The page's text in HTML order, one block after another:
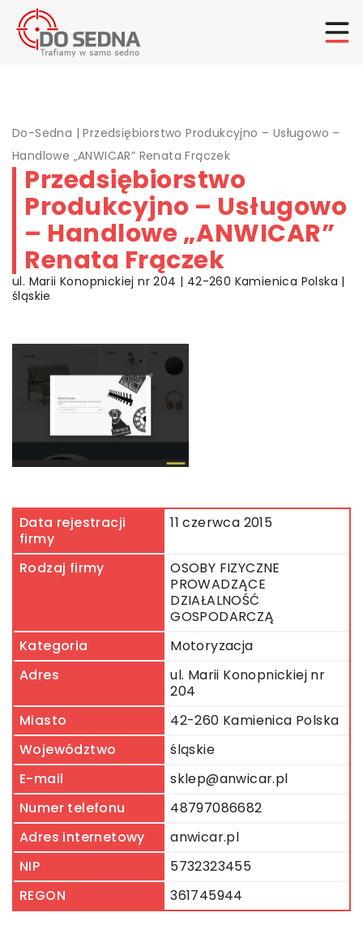
Do-Sedna |Przedsiębiorstwo Produkcyjno – Usługowo –
Handlowe „ANWICAR” Renata Frączek
Przedsiębiorstwo
Produkcyjno – Usługowo
– Handlowe „ANWICAR”
Renata Frączek
ul. Marii Konopnickiej nr 204 | 42-260 Kamienica Polska |
śląskie
Data rejestracji
firmy
11 czerwca 2015
Rodzaj firmy
OSOBY FIZYCZNE
PROWADZĄCE
DZIAŁALNOŚĆ
GOSPODARCZĄ
Kategoria
Motoryzacja
Adres
ul. Marii Konopnickiej nr
204
Miasto
42-260 Kamienica Polska
Województwo
śląskie
E-mail
sklep@anwicar.pl
Numer telefonu
48797086682
Adres internetowy
anwicar.pl
NIP
5732323455
REGON
361745944